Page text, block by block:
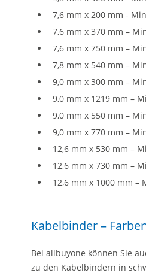
7,6 mm x 200 mm -
7,6 mm x 370 mm –
7,6 mm x 750 mm –
7,8 mm x 540 mm –
9,0 mm x 300 mm –
9,0 mm x 1219 mm –
9,0 mm x 550 mm –
9,0 mm x 770 mm –
12,6 mm x 530 mm –
12,6 mm x 730 mm –
12,6 mm x 1000 mm –
Kabelbinder –
Bei allbuyone können Sie
zu den Kabelbindern in